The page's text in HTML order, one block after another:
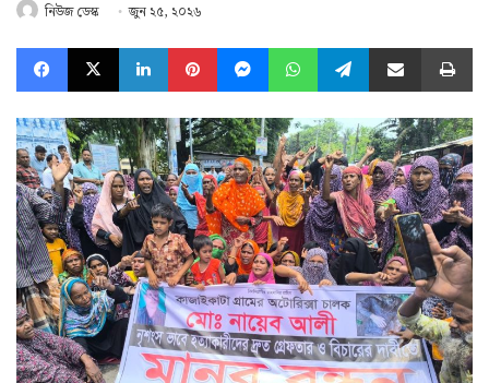
নিউজ ডেস্ক জুন ২৫, ২০২৬
Facebook
X LinkedInPinterestMessengerWhatsAppTelegramShare via Email